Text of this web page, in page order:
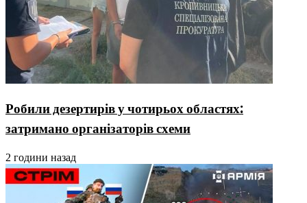
Робили дезертирів у чотирьох областях:
затримано організаторів схеми
2 години назад